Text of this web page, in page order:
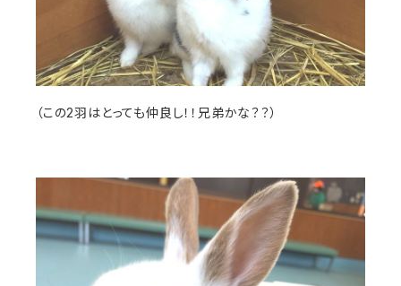
（この2羽はとっても仲良し！！兄弟かな？？）